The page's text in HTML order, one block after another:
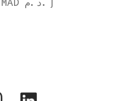
Sahara occidental (MAD د.م.)